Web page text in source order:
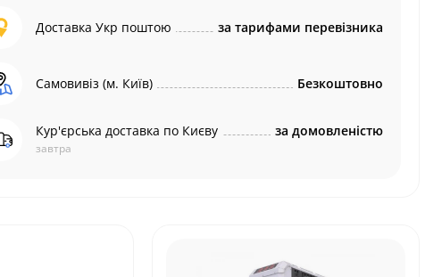
Доставка Укр поштою за тарифами перевізника
Самовивіз (м. Київ) Безкоштовно
Кур'єрська доставка по Києву
завтра
за домовленістю